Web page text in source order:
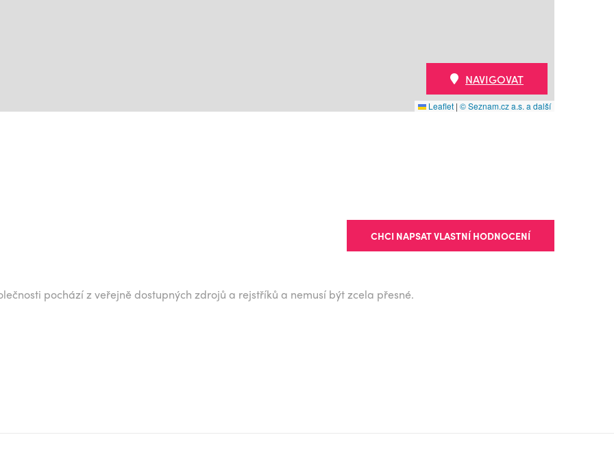
Leaflet | © Seznam.cz a.s. a další
NAVIGOVAT
CHCI NAPSAT VLASTNÍ HODNOCENÍ
pochází z veřejně dostupných zdrojů a rejstříků a nemusí být zcela přesné.